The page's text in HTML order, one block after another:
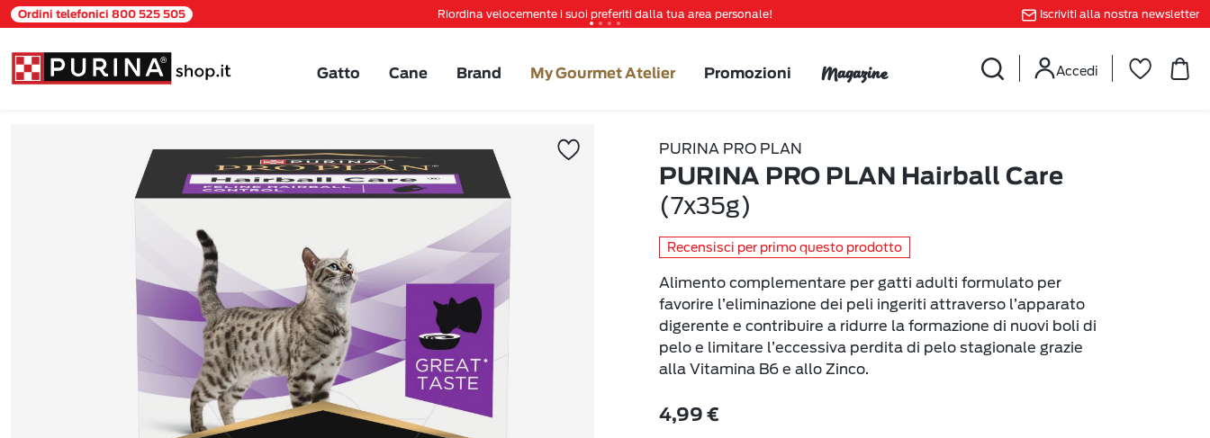
Ordini telefonici 800 525 505
Riordina velocemente i suoi preferiti dalla tua area personale!
Spedizione gratuita a partire da 49 €
Iscriviti alla nostra newsletter
Gatto Cane Brand My Gourmet Atelier Promozioni Magazine Accedi
PURINA PRO PLAN
PURINA PRO PLAN Hairball Care
(7x35g)
Recensisci per primo questo prodotto
Alimento complementare per gatti adulti formulato per
favorire l’eliminazione dei peli ingeriti attraverso l’apparato
digerente e contribuire a ridurre la formazione di nuovi boli di
pelo e limitare l’eccessiva perdita di pelo stagionale grazie
alla Vitamina B6 e allo Zinco.
4,99 €